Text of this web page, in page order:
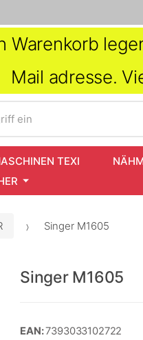
Warenkorb
Mail adresse.
ein
TEXI
Singer M1605
Singer M1605
EAN:7393033102722